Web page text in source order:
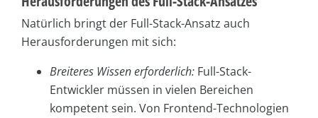
Natürlich bringt der Full-Stack-Ansatz auch
Herausforderungen mit sich:
Breiteres Wissen erforderlich: Full-Stack-
Entwickler müssen in vielen Bereichen
kompetent sein. Von Frontend-Technologien